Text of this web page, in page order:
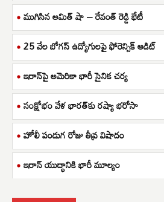
ముగిసిన అమిత్ షా – రేవంత్ రెడ్డి భేటీ
25 వేల బోగస్ ఉద్యోగులపై ఫోరెన్సిక్ ఆడిట్
ఇరాన్‌పై అమెరికా భారీ సైనిక చర్య
సంక్షోభం వేళ భారత్‌కు రష్యా భరోసా
హోలీ పండుగ రోజు తీవ్ర విషాదం
ఇరాన్ యుద్ధానికి భారీ మూల్యం